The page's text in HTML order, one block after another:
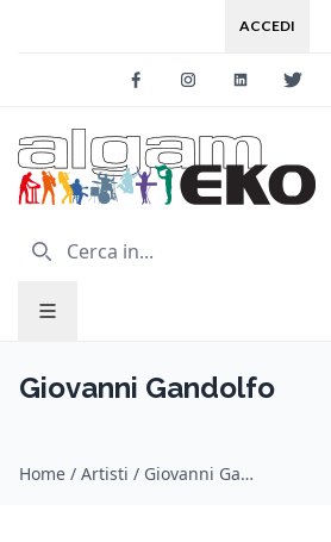
ACCEDI
FacebookInstagram
Giovanni Gandolfo
Home / Artisti / Giovanni Gandolfo